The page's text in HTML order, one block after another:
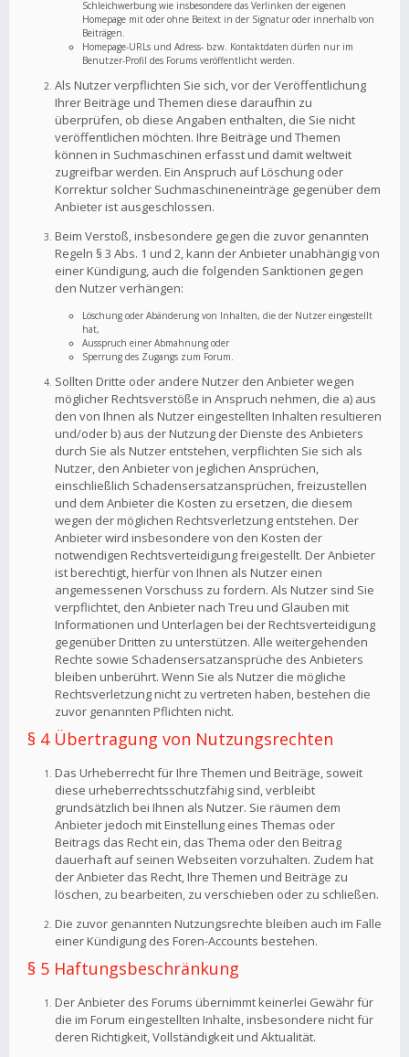
Schleichwerbung wie insbesondere das Verlinken der eigenen
Homepage mit oder ohne Beitext in der Signatur oder innerhalb von
Beiträgen.
Homepage-URLs und Adress- bzw. Kontaktdaten dürfen nur im
Benutzer-Profil des Forums veröffentlicht werden.
Als Nutzer verpflichten Sie sich, vor der Veröffentlichung
Ihrer Beiträge und Themen diese daraufhin zu
überprüfen, ob diese Angaben enthalten, die Sie nicht
veröffentlichen möchten. Ihre Beiträge und Themen
können in Suchmaschinen erfasst und damit weltweit
zugreifbar werden. Ein Anspruch auf Löschung oder
Korrektur solcher Suchmaschineneinträge gegenüber dem
Anbieter ist ausgeschlossen.
Beim Verstoß, insbesondere gegen die zuvor genannten
Regeln § 3 Abs. 1 und 2, kann der Anbieter unabhängig von
einer Kündigung, auch die folgenden Sanktionen gegen
den Nutzer verhängen:
Löschung oder Abänderung von Inhalten, die der Nutzer eingestellt
hat,
Ausspruch einer Abmahnung oder
Sperrung des Zugangs zum Forum.
Sollten Dritte oder andere Nutzer den Anbieter wegen
möglicher Rechtsverstöße in Anspruch nehmen, die a) aus
den von Ihnen als Nutzer eingestellten Inhalten resultieren
und/oder b) aus der Nutzung der Dienste des Anbieters
durch Sie als Nutzer entstehen, verpflichten Sie sich als
Nutzer, den Anbieter von jeglichen Ansprüchen,
einschließlich Schadensersatzansprüchen, freizustellen
und dem Anbieter die Kosten zu ersetzen, die diesem
wegen der möglichen Rechtsverletzung entstehen. Der
Anbieter wird insbesondere von den Kosten der
notwendigen Rechtsverteidigung freigestellt. Der Anbieter
ist berechtigt, hierfür von Ihnen als Nutzer einen
angemessenen Vorschuss zu fordern. Als Nutzer sind Sie
verpflichtet, den Anbieter nach Treu und Glauben mit
Informationen und Unterlagen bei der Rechtsverteidigung
gegenüber Dritten zu unterstützen. Alle weitergehenden
Rechte sowie Schadensersatzansprüche des Anbieters
bleiben unberührt. Wenn Sie als Nutzer die mögliche
Rechtsverletzung nicht zu vertreten haben, bestehen die
zuvor genannten Pflichten nicht.
§ 4 Übertragung von Nutzungsrechten
Das Urheberrecht für Ihre Themen und Beiträge, soweit
diese urheberrechtsschutzfähig sind, verbleibt
grundsätzlich bei Ihnen als Nutzer. Sie räumen dem
Anbieter jedoch mit Einstellung eines Themas oder
Beitrags das Recht ein, das Thema oder den Beitrag
dauerhaft auf seinen Webseiten vorzuhalten. Zudem hat
der Anbieter das Recht, Ihre Themen und Beiträge zu
löschen, zu bearbeiten, zu verschieben oder zu schließen.
Die zuvor genannten Nutzungsrechte bleiben auch im Falle
einer Kündigung des Foren-Accounts bestehen.
§ 5 Haftungsbeschränkung
Der Anbieter des Forums übernimmt keinerlei Gewähr für
die im Forum eingestellten Inhalte, insbesondere nicht für
deren Richtigkeit, Vollständigkeit und Aktualität.